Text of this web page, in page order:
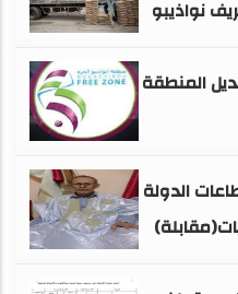
نواذيبو
المنطقة
الدولة